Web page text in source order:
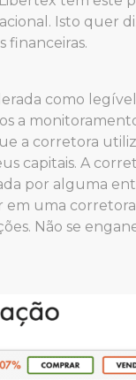
Isto quer
financeiras.
como
a
a corretora
capitais. A
por alguma
uma
Não se